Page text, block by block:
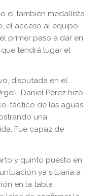
el también medallista
el acceso al equipo
primer paso a dar en
tendrá lugar el
disputada en el
Daniel Pérez hizo
táctico de las aguas
una
Fue capaz de
y quinto puesto en
ya situaría a
en la tabla